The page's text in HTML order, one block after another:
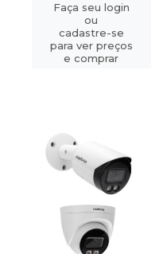
Faça seu login
ou
cadastre-se
para ver preços
e comprar